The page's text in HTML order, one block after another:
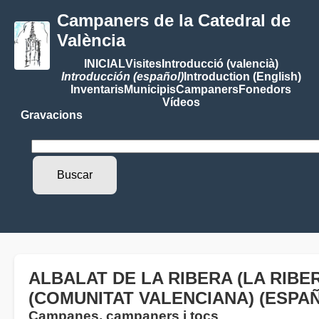
Campaners de la Catedral de
València
INICIALVisitesIntroducció (valencià)
Introducción (español)Introduction (English)
InventarisMunicipisCampanersFonedors
Vídeos
Gravacions
ALBALAT DE LA RIBERA (LA
(COMUNITAT VALENCIANA)
Campanes, campaners i tocs